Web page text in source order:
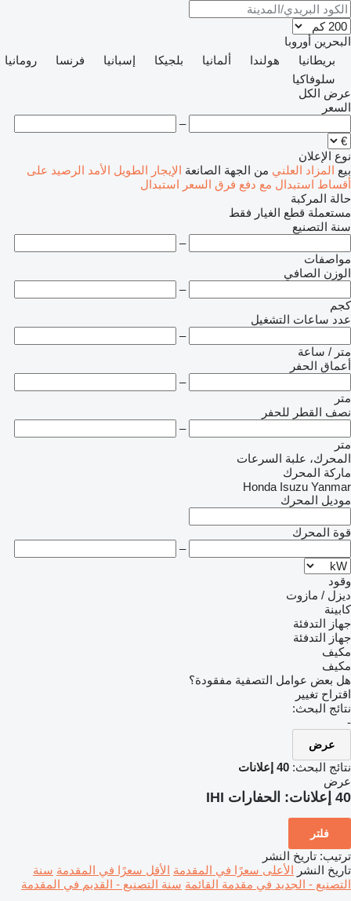
البحرين أوروبا
بريطانيا
هولندا ألمانيا بلجيكا إسبانيا فرنسا
رومانيا
سلوفاكيا
عرض الكل
السعر
–
نوع الإعلان
بيع المزاد العلني من الجهة الصانعة الإيجار الطويل الأمد الرصيد على
أقساط استبدال مع دفع فرق السعر استبدال
حالة المركبة
مستعملة قطع الغيار فقط
سنة التصنيع
–
مواصفات
الوزن الصافي
–
كجم
عدد ساعات التشغيل
–
متر / ساعة
أعماق الحفر
–
متر
نصف القطر للحفر
–
متر
المحرك، علبة السرعات
ماركة المحرك
Honda Isuzu Yanmar
موديل المحرك
قوة المحرك
–
وقود
ديزل / مازوت
كابينة
جهاز التدفئة
جهاز التدفئة
مكيف
مكيف
هل بعض عوامل التصفية مفقودة؟
اقتراح تغيير
نتائج البحث:
-
عرض
نتائج البحث: 40 إعلانات
عرض
40 إعلانات: الحفارات IHI
فلتر
ترتيب: تاريخ النشر
تاريخ النشر الأعلى سعرًا في المقدمة الأقل سعرًا في المقدمة سنة
التصنيع - الجديد في مقدمة القائمة سنة التصنيع - القديم في المقدمة